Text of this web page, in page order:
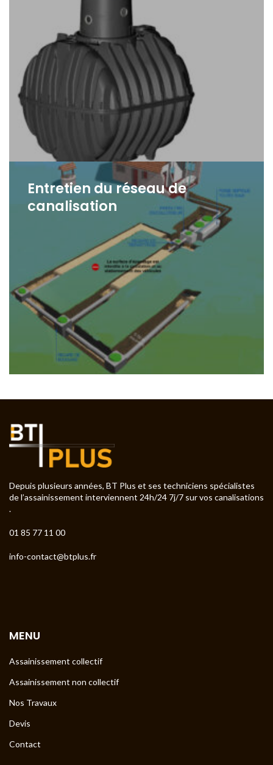
Entretien du réseau de
canalisation
Depuis plusieurs années, BT Plus et ses techniciens spécialistes
de l’assainissement interviennent 24h/24 7j/7 sur vos canalisations
.
01 85 77 11 00
info-contact@btplus.fr
MENU
Assainissement collectif
Assainissement non collectif
Nos Travaux
Devis
Contact